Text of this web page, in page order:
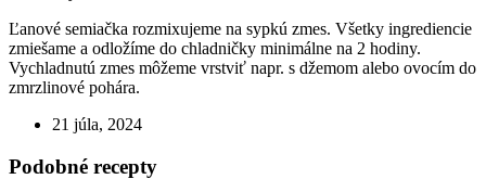
Ľanové semiačka rozmixujeme na sypkú zmes. Všetky ingrediencie
zmiešame a odložíme do chladničky minimálne na 2 hodiny.
Vychladnutú zmes môžeme vrstviť napr. s džemom alebo ovocím do
zmrzlinové pohára.
21 júla, 2024
Podobné recepty